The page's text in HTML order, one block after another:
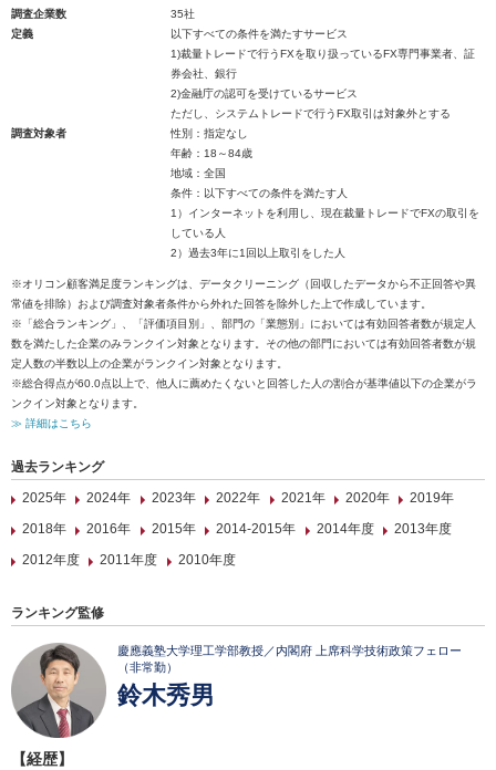
調査企業数
35社
定義
以下すべての条件を満たすサービス
1)裁量トレードで行うFXを取り扱っているFX専門事業者、証
券会社、銀行
2)金融庁の認可を受けているサービス
ただし、システムトレードで行うFX取引は対象外とする
調査対象者
性別：指定なし
年齢：18～84歳
地域：全国
条件：以下すべての条件を満たす人
1）インターネットを利用し、現在裁量トレードでFXの取引を
している人
2）過去3年に1回以上取引をした人
※オリコン顧客満足度ランキングは、データクリーニング（回収したデータから不正回答や異
常値を排除）および調査対象者条件から外れた回答を除外した上で作成しています。
※「総合ランキング」、「評価項目別」、部門の「業態別」においては有効回答者数が規定人
数を満たした企業のみランクイン対象となります。その他の部門においては有効回答者数が規
定人数の半数以上の企業がランクイン対象となります。
※総合得点が60.0点以上で、他人に薦めたくないと回答した人の割合が基準値以下の企業がラ
ンクイン対象となります。
≫ 詳細はこちら
過去ランキング
2025年
2024年 2023年 2022年 2021年 2020年
2019年
2018年
2016年 2015年 2014-2015年 2014年度
2013年度
2012年度
2011年度 2010年度
ランキング監修
慶應義塾大学理工学部教授／内閣府 上席科学技術政策フェロー
（非常勤）
鈴木秀男
【経歴】